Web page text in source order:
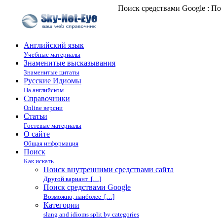
Поиск средствами Google :
Английский язык
Учебные материалы
Знаменитые высказывания
Знаменитые цитаты
Русские Идиомы
На английском
Справочники
Online версии
Статьи
Гостевые материалы
О сайте
Общая информация
Поиск
Как искать
Поиск внутренними средствами сайта
Другой вариант […]
Поиск средствами Google
Возможно, наиболее […]
Категории
slang and idioms split by categories